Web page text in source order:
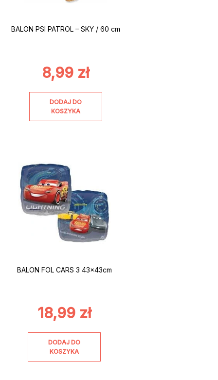
BALON PSI PATROL – SKY / 60 cm
8,99 zł
DODAJ DO
KOSZYKA
BALON FOL CARS 3 43x43cm
18,99 zł
DODAJ DO
KOSZYKA